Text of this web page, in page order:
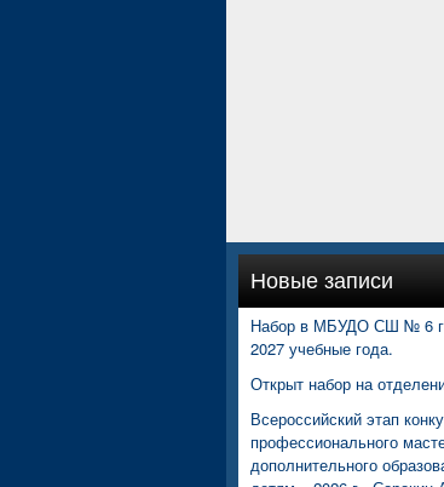
Новые записи
Набор в МБУДО СШ № 6 г.
2027 учебные года.
Открыт набор на
Всероссийский этап
профессионального
дополнительного